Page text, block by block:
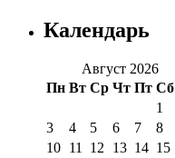
Календарь
Август 2026
Пн Вт Ср Чт Пт Сб
1
3
4 5 6 7 8
10 11 12 13 14 15